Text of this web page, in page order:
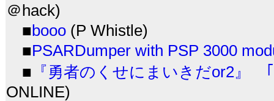
＠hack)
■booo (P Whistle)
■PSARDumper with PSP 3000
■ 『勇者のくせにまいきだor2』
ONLINE)